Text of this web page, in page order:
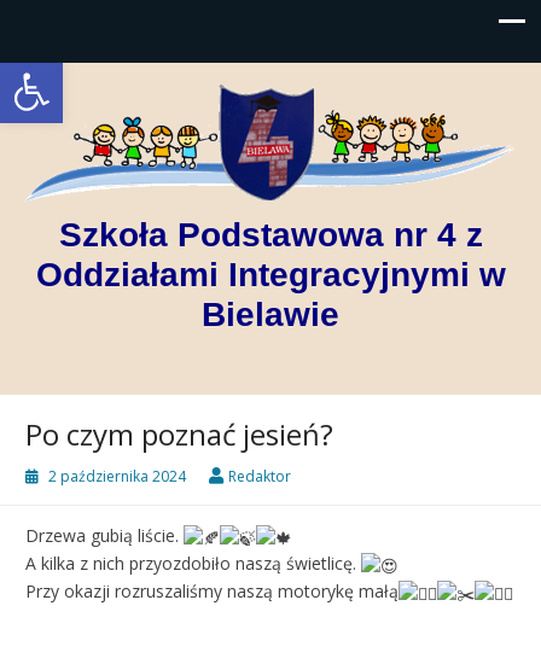
Open toolbar
Szkoła Podstawowa nr 4 z
Oddziałami Integracyjnymi w
Bielawie
Po czym poznać jesień?
2 października 2024 Redaktor
Drzewa gubią liście.
A kilka z nich przyozdobiło naszą świetlicę.
Przy okazji rozruszaliśmy naszą motorykę małą